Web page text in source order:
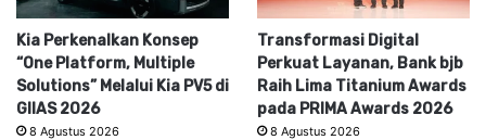
Kia Perkenalkan Konsep
“One Platform, Multiple
Solutions” Melalui Kia PV5 di
GIIAS 2026
8 Agustus 2026
Transformasi Digital
Perkuat Layanan, Bank bjb
Raih Lima Titanium Awards
pada PRIMA Awards 2026
8 Agustus 2026